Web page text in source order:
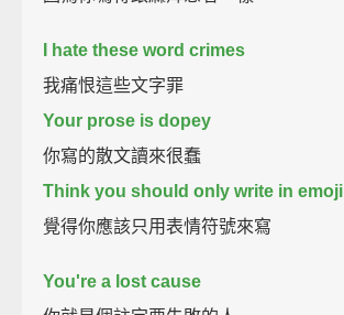
I hate these word crimes
我痛恨這些文字罪
Your prose is dopey
你寫的散文讀來很蠢
Think you should only write in emoji
覺得你應該只用表情符號來寫
You're a lost cause